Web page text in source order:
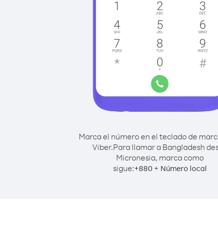
Marca el número en el teclado de
Viber.Para llamar a Bangladesh
Micronesia, marca como
sigue:+880 + Número local